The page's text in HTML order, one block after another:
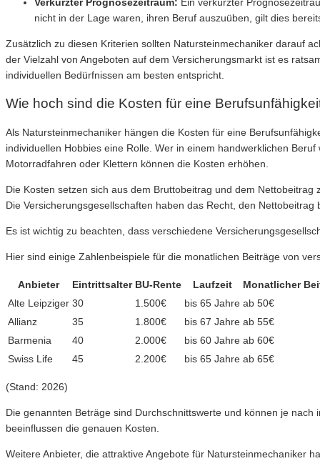
nicht in der Lage waren, ihren Beruf auszuüben, gilt dies
Zusätzlich zu diesen Kriterien sollten Natursteinmechaniker darauf
der Vielzahl von Angeboten auf dem Versicherungsmarkt ist es
individuellen Bedürfnissen am besten entspricht.
Wie hoch sind die Kosten für eine
Als Natursteinmechaniker hängen die Kosten für eine
individuellen Hobbies eine Rolle. Wer in einem handwerklichen
Motorradfahren oder Klettern können die Kosten erhöhen.
Die Kosten setzen sich aus dem Bruttobeitrag und dem
Die Versicherungsgesellschaften haben das Recht, den
Es ist wichtig zu beachten, dass verschiedene
Hier sind einige Zahlenbeispiele für die monatlichen Beiträge von
Anbieter Eintrittsalter BU-Rente Laufzeit
Monatlicher
Alte Leipziger 30 1.500€ bis 65 Jahre ab 50€
Allianz
35 1.800€ bis 67 Jahre ab 55€
Barmenia
40 2.000€ bis 60 Jahre ab 60€
Swiss Life
45 2.200€ bis 65 Jahre ab 65€
(Stand: 2026)
Die genannten Beträge sind Durchschnittswerte und können je
beeinflussen die genauen Kosten.
Weitere Anbieter, die attraktive Angebote für Natursteinmechaniker